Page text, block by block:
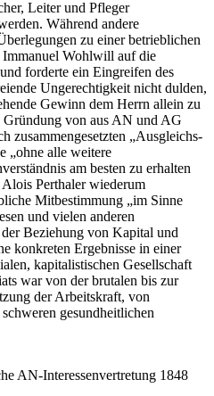
Leiter und Pfleger
Während andere
zu einer betrieblichen
Wohlwill auf die
forderte ein Eingreifen des
Ungerechtigkeit nicht dulden,
Gewinn dem Herrn allein zu
Gründung von aus AN und AG
zusammengesetzten „Ausgleichs-
„ohne alle weitere
am besten zu erhalten
Alois Perthalerwiederum
Mitbestimmung „im Sinne
und vielen anderen
Beziehung von Kapital und
konkreten Ergebnisse in einer
kapitalistischen Gesellschaft
war von der brutalen bis zur
der Arbeitskraft, von
gesundheitlichen
AN-Interessenvertretung 1848